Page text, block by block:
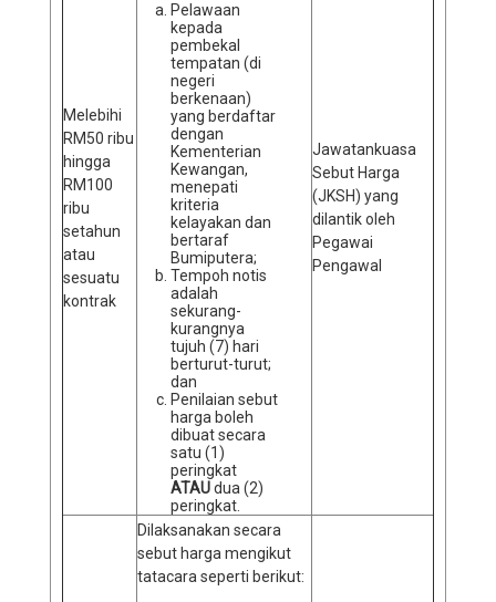
Melebihi
RM50 ribu
hingga
RM100
ribu
setahun
atau
sesuatu
kontrak
Pelawaan
kepada
pembekal
tempatan (di
negeri
berkenaan)
yang berdaftar
dengan
Kementerian
Kewangan,
menepati
kriteria
kelayakan dan
bertaraf
Bumiputera;
Tempoh notis
adalah
sekurang-
kurangnya
tujuh (7) hari
berturut-turut;
dan
Penilaian sebut
harga boleh
dibuat secara
satu (1)
peringkat
ATAUdua (2)
peringkat.
Jawatankuasa
Sebut Harga
(JKSH) yang
dilantik oleh
Pegawai
Pengawal
Dilaksanakan secara
sebut harga mengikut
tatacara seperti berikut: